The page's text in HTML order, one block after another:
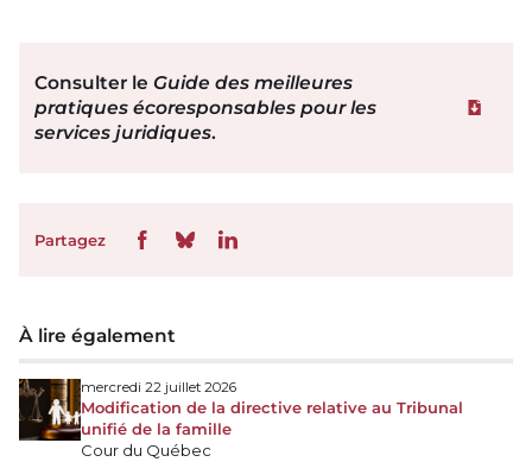
Consulter leGuide des meilleures
pratiques écoresponsables pour les
services juridiques.
Partagez
À lire également
mercredi 22 juillet 2026
Modification de la directive relative au Tribunal
unifié de la famille
Cour du Québec